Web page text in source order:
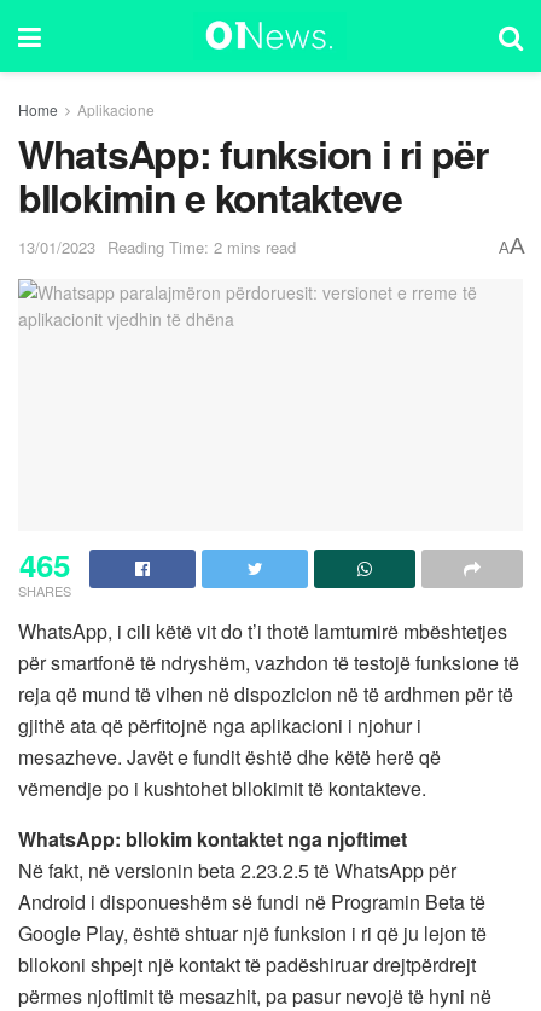
Home Aplikacione
WhatsApp: funksion i ri për
bllokimin e kontakteve
13/01/2023 Reading Time: 2 mins read AA
465
SHARES
WhatsApp, i cili këtë vit do t’i thotë lamtumirë mbështetjes
për smartfonë të ndryshëm, vazhdon të testojë funksione të
reja që mund të vihen në dispozicion në të ardhmen për të
gjithë ata që përfitojnë nga aplikacioni i njohur i
mesazheve. Javët e fundit është dhe këtë herë që
vëmendje po i kushtohet bllokimit të kontakteve.
WhatsApp: bllokim kontaktet nga njoftimet
Në fakt, në versionin beta 2.23.2.5 të WhatsApp për
Android i disponueshëm së fundi në Programin Beta të
Google Play, është shtuar një funksion i ri që ju lejon të
bllokoni shpejt një kontakt të padëshiruar drejtpërdrejt
përmes njoftimit të mesazhit, pa pasur nevojë të hyni në